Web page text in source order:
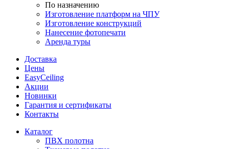
По назначению
Изготовление платформ на ЧПУ
Изготовление конструкций
Нанесение фотопечати
Аренда туры
Доставка
Цены
EasyCeiling
Акции
Новинки
Гарантия и сертификаты
Контакты
Каталог
ПВХ полотна